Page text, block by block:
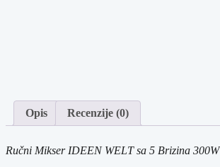
Opis Recenzije (0)
Ručni Mikser IDEEN WELT sa 5 Brizina 300W